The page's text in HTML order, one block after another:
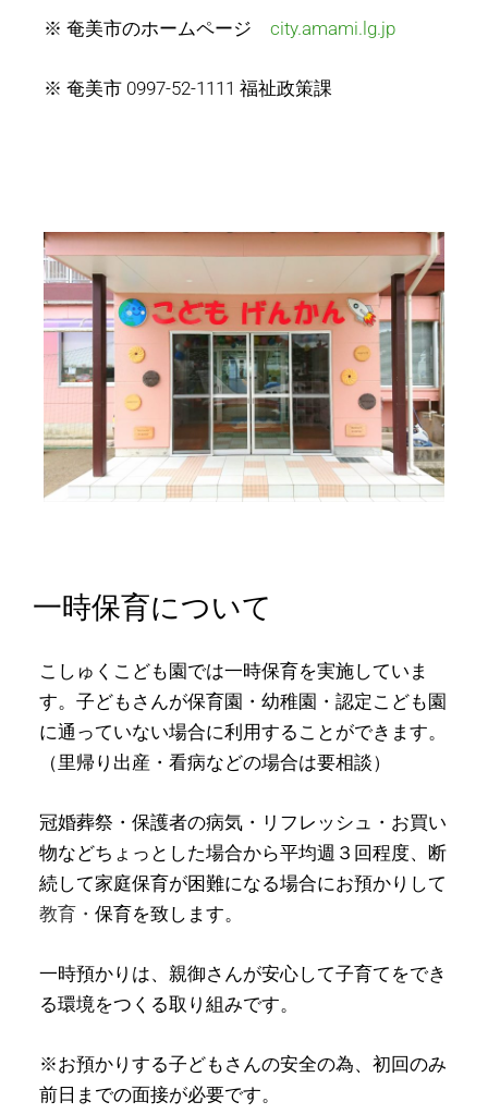
※ 奄美市のホームページ city.amami.lg.jp
※ 奄美市 0997-52-1111 福祉政策課
一時保育について
こしゅくこども園では一時保育を実施していま
す。子どもさんが保育園・幼稚園・認定こども園
に通っていない場合に利用することができます。
（里帰り出産・看病などの場合は要相談）
冠婚葬祭・保護者の病気・リフレッシュ・お買い
物などちょっとした場合から平均週３回程度、断
続して家庭保育が困難になる場合にお預かりして
教育・ 保育を致します。
一時預かりは、親御さんが安心して子育てをでき
る環境をつくる取り組みです。
※お預かりする子どもさんの安全の為、初回のみ
前日までの面接が必要です。